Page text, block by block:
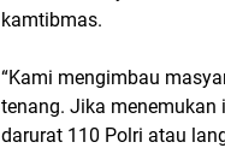
kamtibmas.
“Kami mengimbau
tenang. Jika menemukan
darurat 110 Polri atau